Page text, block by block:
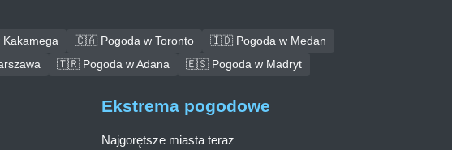
🇨🇦 Pogoda w Toronto
🇮🇩 Pogoda w Medan
🇹🇷 Pogoda w Adana 🇪🇸 Pogoda w Madryt
Ekstrema pogodowe
Najgorętsze miasta teraz